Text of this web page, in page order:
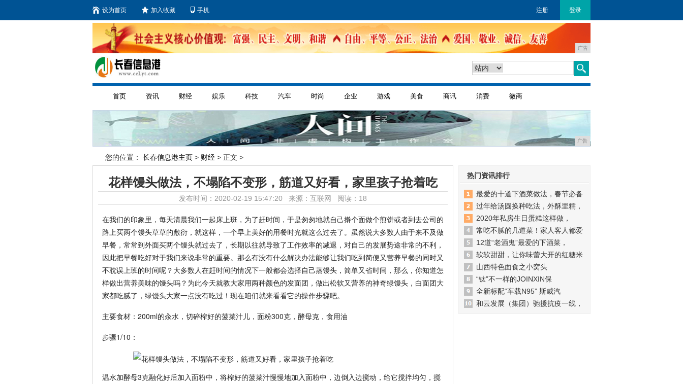
设为首页 加入收藏 手机 注册 登录
广告
首页 资讯 财经 娱乐 科技 汽车 时尚 企业 游戏 美食 商讯 消费 微商
广告
您的位置： 长春信息港主页 > 财经 > 正文 >
花样馒头做法，不塌陷不变形，筋道又好看，家里孩子抢着吃
发布时间：2020-02-19 15:47:20 来源：互联网 阅读：18
在我们的印象里，每天清晨我们一起床上班，为了赶时间，于是匆匆地就自己擀个面做个煎饼或者到去公司的
路上买两个馒头草草的敷衍，就这样，一个早上美好的用餐时光就这么过去了。虽然说大多数人由于来不及做
早餐，常常到外面买两个馒头就过去了，长期以往就导致了工作效率的减退，对自己的发展势途非常的不利，
因此把早餐吃好对于我们来说非常的重要。那么有没有什么解决办法能够让我们吃到简便又营养早餐的同时又
不耽误上班的时间呢？大多数人在赶时间的情况下一般都会选择自己蒸馒头，简单又省时间，那么，你知道怎
样做出营养美味的馒头吗？为此今天就教大家用两种颜色的发面团，做出松软又营养的神奇绿馒头，白面团大
家都吃腻了，绿馒头大家一点没有吃过！现在咱们就来看看它的操作步骤吧。
主要食材：200ml的汆水，切碎榨好的菠菜汁儿，面粉300克，酵母克，食用油
步骤1/10：
温水加酵母3克融化好后加入面粉中，将榨好的菠菜汁慢慢地加入面粉中，边倒入边搅动，给它搅拌均匀，搅
热门资讯排行
最爱的十道下酒菜做法，春节必备
过年给汤圆换种吃法，外酥里糯，
2020年私房生日蛋糕这样做，
常吃不腻的几道菜！家人客人都爱
12道“老酒鬼”最爱的下酒菜，
软软甜甜，让你味蕾大开的红糖米
山西特色面食之小窝头
“钛”不一样的JOINXIN保
全新标配“车载N95” 斯威汽
和云发展（集团）驰援抗疫一线，